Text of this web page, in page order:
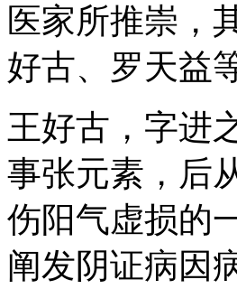
医家所推崇，
好古、罗天益
王好古，字进
事张元素，后
伤阳气虚损的
阐发阴证病因